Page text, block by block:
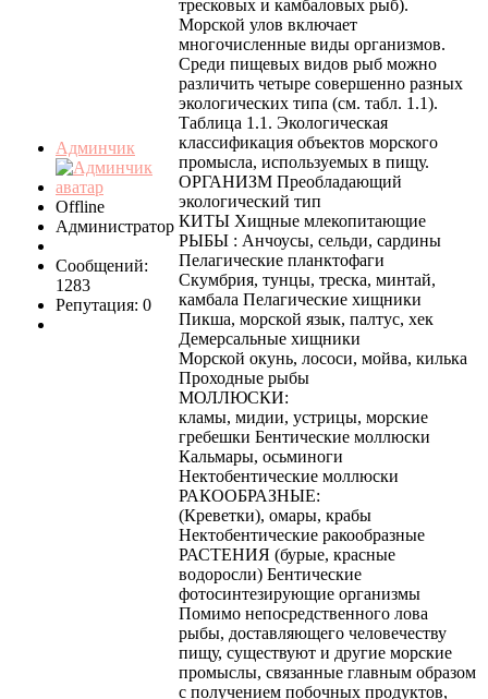
Админчик
Offline
Администратор
Сообщений:
1283
Репутация: 0
тресковых и камбаловых рыб).
Морской улов включает
многочисленные виды организмов.
Среди пищевых видов рыб можно
различить четыре совершенно разных
экологических типа (см. табл. 1.1).
Таблица 1.1. Экологическая
классификация объектов морского
промысла, используемых в пищу.
ОРГАНИЗМ Преобладающий
экологический тип
КИТЫ Хищные млекопитающие
РЫБЫ : Анчоусы, сельди, сардины
Пелагические планктофаги
Скумбрия, тунцы, треска, минтай,
камбала Пелагические хищники
Пикша, морской язык, палтус, хек
Демерсальные хищники
Морской окунь, лососи, мойва, килька
Проходные рыбы
МОЛЛЮСКИ:
кламы, мидии, устрицы, морские
гребешки Бентические моллюски
Кальмары, осьминоги
Нектобентические моллюски
РАКООБРАЗНЫЕ:
(Креветки), омары, крабы
Нектобентические ракообразные
РАСТЕНИЯ (бурые, красные
водоросли) Бентические
фотосинтезирующие организмы
Помимо непосредственного лова
рыбы, доставляющего человечеству
пищу, существуют и другие морские
промыслы, связанные главным образом
с получением побочных продуктов,